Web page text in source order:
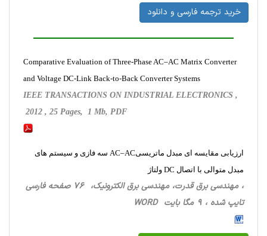
خرید ترجمه فارسی و دانلود
Comparative Evaluation of Three-Phase AC–AC Matrix Converter
and Voltage DC-Link Back-to-Back Converter Systems
IEEE TRANSACTIONS ON INDUSTRIAL ELECTRONICS ,
2012 , 25 Pages, 1 Mb, PDF
ارزیابی مقایسه ای مبدل ماتریسیAC–AC سه فازی و سیستم های
مبدل متوالی با اتصال DC ولتاژ
، مهندسی برق قدرت، مهندسی برق الکترونیک، 76 صفحه فارسی
تایپ شده ، 9 مگا بایت WORD